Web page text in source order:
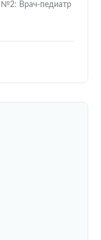
№2: Врач-педиатр